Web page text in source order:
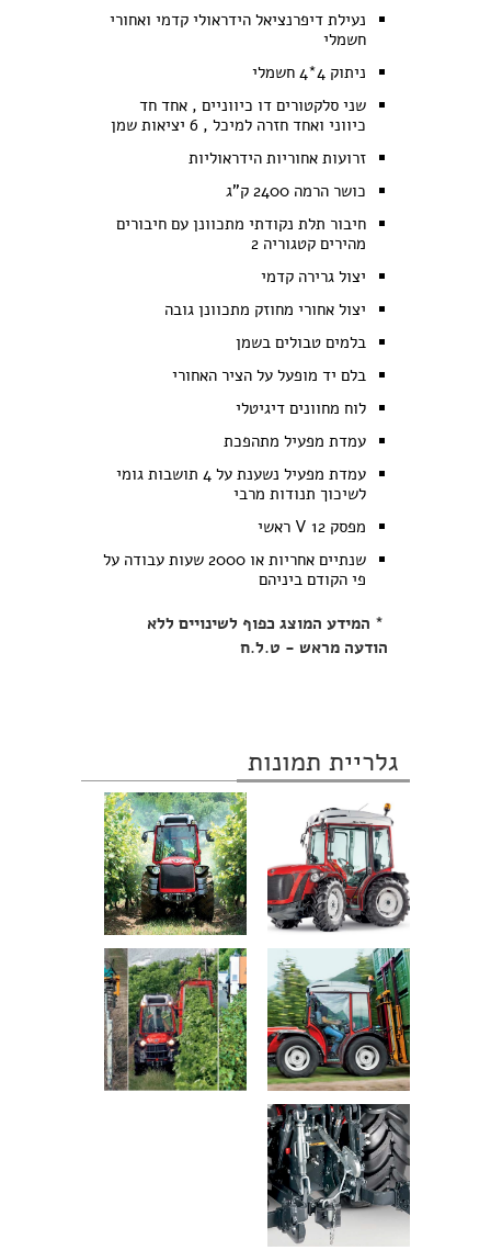
נעילת דיפרנציאל הידראולי קדמי ואחורי
חשמלי
ניתוק 4*4 חשמלי
שני סלקטורים דו כיווניים , אחד חד
כיווני ואחד חזרה למיכל , 6 יציאות שמן
זרועות אחוריות הידראוליות
כושר הרמה 2400 ק"ג
חיבור תלת נקודתי מתכוונן עם חיבורים
מהירים קטגוריה 2
יצול גרירה קדמי
יצול אחורי מחוזק מתכוונן גובה
בלמים טבולים בשמן
בלם יד מופעל על הציר האחורי
לוח מחוונים דיגיטלי
עמדת מפעיל מתהפכת
עמדת מפעיל נשענת על 4 תושבות גומי
לשיכוך תנודות מרבי
מפסק 12 V ראשי
שנתיים אחריות או 2000 שעות עבודה על
פי הקודם ביניהם
* המידע המוצג כפוף לשינויים ללא
הודעה מראש - ט.ל.ח
גלריית תמונות